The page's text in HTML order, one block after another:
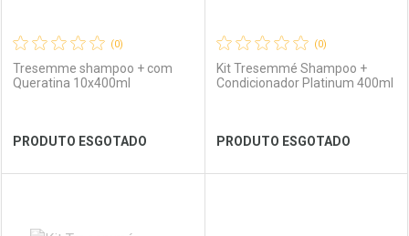
Ver Desconto Convênio Ver Desconto Convênio
(0)
Tresemme shampoo + com
Queratina 10x400ml
PRODUTO ESGOTADO
(0)
Kit Tresemmé Shampoo +
Condicionador Platinum 400ml
PRODUTO ESGOTADO